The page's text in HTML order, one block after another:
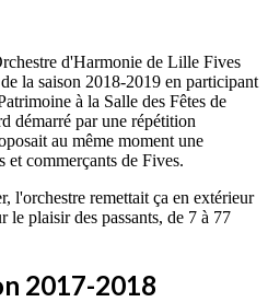
d'Harmonie de Lille Fives
la saison 2018-2019 en participant
à la Salle des Fêtes de
démarré par une répétition
au même moment une
et commerçants de Fives.
l'orchestre remettait ça en extérieur
le plaisir des passants, de 7 à 77
2017-2018